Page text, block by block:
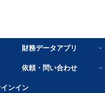
財務データアプリ
依頼・問い合わせ
ンイン